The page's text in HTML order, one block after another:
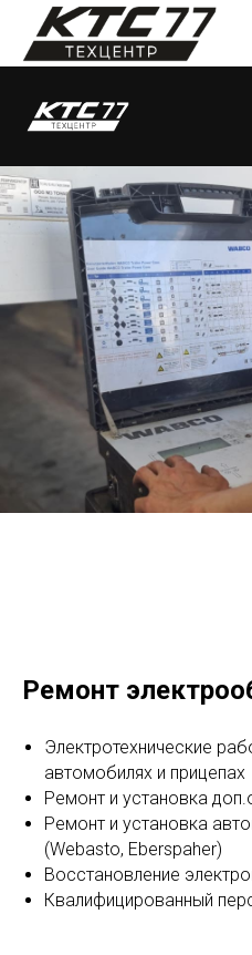
Ремонт
Электротехнические
автомобилях и прицепах
Ремонт и установка
Ремонт и установка
(Webasto, Eberspaher)
Восстановление
Квалифицированный